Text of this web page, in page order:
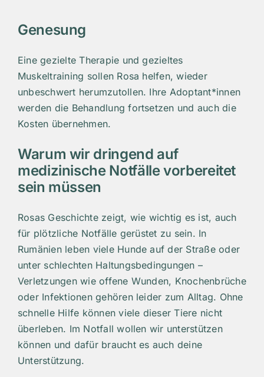
Genesung
Eine gezielte Therapie und gezieltes
Muskeltraining sollen Rosa helfen, wieder
unbeschwert herumzutollen. Ihre Adoptant*innen
werden die Behandlung fortsetzen und auch die
Kosten übernehmen.
Warum wir dringend auf
medizinische Notfälle vorbereitet
sein müssen
Rosas Geschichte zeigt, wie wichtig es ist, auch
für plötzliche Notfälle gerüstet zu sein. In
Rumänien leben viele Hunde auf der Straße oder
unter schlechten Haltungsbedingungen –
Verletzungen wie offene Wunden, Knochenbrüche
oder Infektionen gehören leider zum Alltag. Ohne
schnelle Hilfe können viele dieser Tiere nicht
überleben. Im Notfall wollen wir unterstützen
können und dafür braucht es auch deine
Unterstützung.